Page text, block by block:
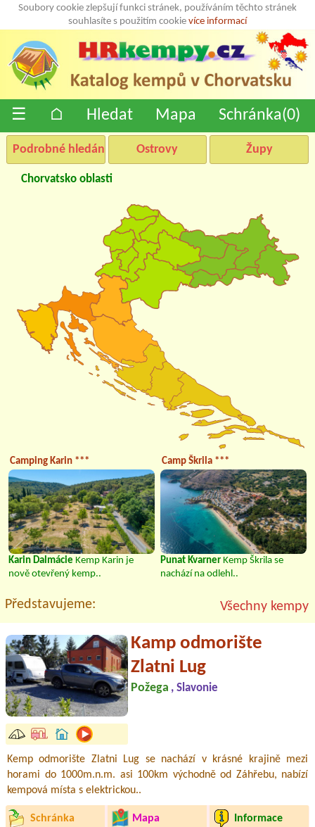
Soubory cookie zlepšují funkci stránek, používáním těchto stránek
souhlasíte s použitím cookie více informací
☰ ⌂ Hledat Mapa Schránka(0)
Podrobné hledání Ostrovy Župy
Chorvatsko oblasti
Camping Karin ***
Karin Dalmácie Kemp Karin je
nově otevřený kemp..
Camp Škrila ***
Punat Kvarner Kemp Škrila se
nachází na odlehl..
Představujeme: Všechny kempy
Kamp odmorište
Zlatni Lug
Požega , Slavonie
Kemp odmorište Zlatni Lug se nachází v krásné krajině mezi
horami do 1000m.n.m. asi 100km východně od Záhřebu, nabízí
kempová místa s elektrickou..
Schránka Mapa Informace